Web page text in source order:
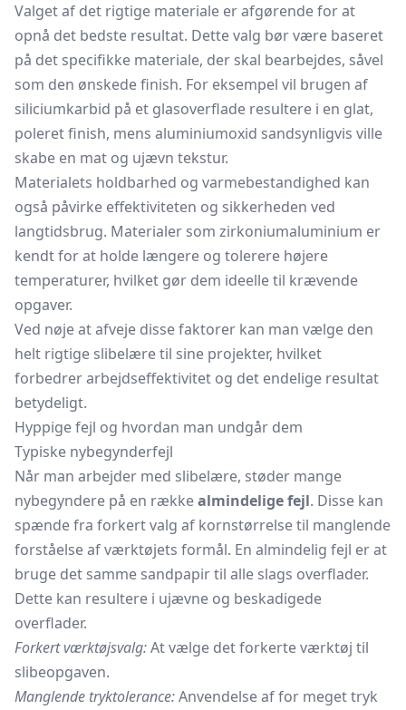
Valget af det rigtige materiale er afgørende for at
opnå det bedste resultat. Dette valg bør være baseret
på det specifikke materiale, der skal bearbejdes, såvel
som den ønskede finish. For eksempel vil brugen af
siliciumkarbid på et glasoverflade resultere i en glat,
poleret finish, mens aluminiumoxid sandsynligvis ville
skabe en mat og ujævn tekstur.
Materialets holdbarhed og varmebestandighed kan
også påvirke effektiviteten og sikkerheden ved
langtidsbrug. Materialer som zirkoniumaluminium er
kendt for at holde længere og tolerere højere
temperaturer, hvilket gør dem ideelle til krævende
opgaver.
Ved nøje at afveje disse faktorer kan man vælge den
helt rigtige slibelære til sine projekter, hvilket
forbedrer arbejdseffektivitet og det endelige resultat
betydeligt.
Hyppige fejl og hvordan man undgår dem
Typiske nybegynderfejl
Når man arbejder med slibelære, støder mange
nybegyndere på en rækkealmindelige fejl. Disse kan
spænde fra forkert valg af kornstørrelse til manglende
forståelse af værktøjets formål. En almindelig fejl er at
bruge det samme sandpapir til alle slags overflader.
Dette kan resultere i ujævne og beskadigede
overflader.
Forkert værktøjsvalg:At vælge det forkerte værktøj til
slibeopgaven.
Manglende tryktolerance:Anvendelse af for meget tryk